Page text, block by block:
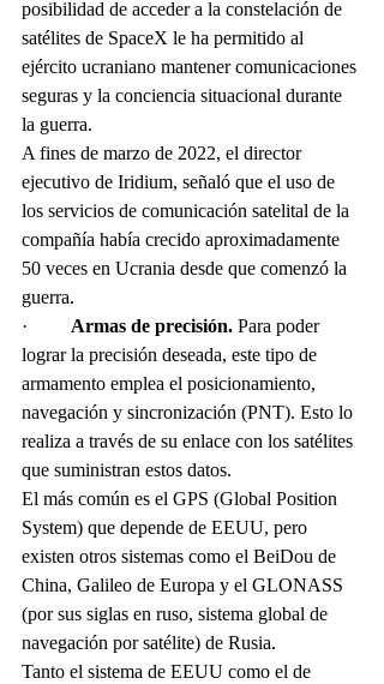
posibilidad de acceder a la constelación de
satélites de SpaceX le ha permitido al
ejército ucraniano mantener comunicaciones
seguras y la conciencia situacional durante
la guerra.
A fines de marzo de 2022, el director
ejecutivo de Iridium, señaló que el uso de
los servicios de comunicación satelital de la
compañía había crecido aproximadamente
50 veces en Ucrania desde que comenzó la
guerra.
· Armas de precisión. Para poder
lograr la precisión deseada, este tipo de
armamento emplea el posicionamiento,
navegación y sincronización (PNT). Esto lo
realiza a través de su enlace con los satélites
que suministran estos datos.
El más común es el GPS (Global Position
System) que depende de EEUU, pero
existen otros sistemas como el BeiDou de
China, Galileo de Europa y el GLONASS
(por sus siglas en ruso, sistema global de
navegación por satélite) de Rusia.
Tanto el sistema de EEUU como el de